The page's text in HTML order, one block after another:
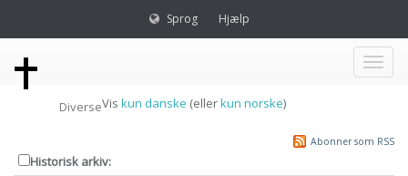
Sprog Hjælp
Toggle
DiverseVis kun danske (ellerkun norske)
Abonner som RSS
Historisk arkiv: